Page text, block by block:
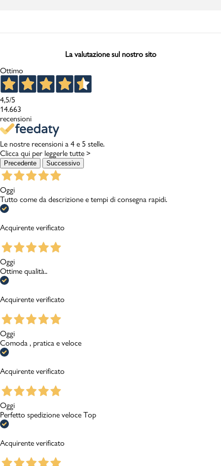
La valutazione sul nostro sito
Ottimo
4,5/5
14.663
recensioni
Le nostre recensioni a 4 e 5 stelle.
Clicca qui per leggerle tutte >
Precedente Successivo
Oggi
Tutto come da descrizione e tempi di consegna rapidi.
Acquirente verificato
Oggi
Ottime qualità..
Acquirente verificato
Oggi
Comoda , pratica e veloce
Acquirente verificato
Oggi
Perfetto spedizione veloce Top
Acquirente verificato